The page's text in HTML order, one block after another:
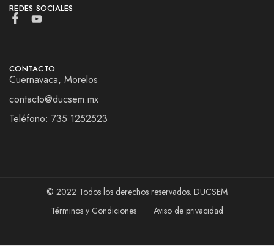
REDES SOCIALES
CONTACTO
Cuernavaca, Morelos
contacto@ducsem.mx
Teléfono: 735 1252523
© 2022 Todos los derechos reservados. DUCSEM
Términos y Condiciones
Aviso de privacidad